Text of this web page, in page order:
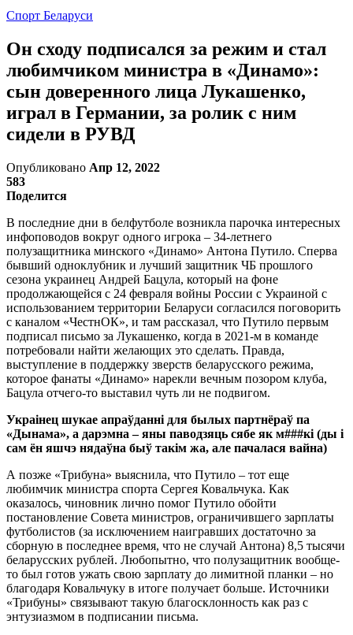
Спорт Беларуси
Он сходу подписался за режим и стал
любимчиком министра в «Динамо»:
сын доверенного лица Лукашенко,
играл в Германии, за ролик с ним
сидели в РУВД
Опубликовано Апр 12, 2022
583
Поделится
В последние дни в белфутболе возникла парочка интересных
инфоповодов вокруг одного игрока – 34-летнего
полузащитника минского «Динамо» Антона Путило. Сперва
бывший одноклубник и лучший защитник ЧБ прошлого
сезона украинец Андрей Бацула, который на фоне
продолжающейся с 24 февраля войны России с Украиной с
использованием территории Беларуси согласился поговорить
с каналом «ЧестнОК», и там рассказал, что Путило первым
подписал письмо за Лукашенко, когда в 2021-м в команде
потребовали найти желающих это сделать. Правда,
выступление в поддержку зверств беларусского режима,
которое фанаты «Динамо» нарекли вечным позором клуба,
Бацула отчего-то выставил чуть ли не подвигом.
Украінец шукае апраўданні для былых партнёраў па
«Дынама», а дарэмна – яны паводзяць сябе як м###кі (ды і
сам ён яшчэ нядаўна быў такім жа, але пачалася вайна)
А позже «Трибуна» выяснила, что Путило – тот еще
любимчик министра спорта Сергея Ковальчука. Как
оказалось, чиновник лично помог Путило обойти
постановление Совета министров, ограничившего зарплаты
футболистов (за исключением наигравших достаточно за
сборную в последнее время, что не случай Антона) 8,5 тысячи
беларусских рублей. Любопытно, что полузащитник вообще-
то был готов ужать свою зарплату до лимитной планки – но
благодаря Ковальчуку в итоге получает больше. Источники
«Трибуны» связывают такую благосклонность как раз с
энтузиазмом в подписании письма.